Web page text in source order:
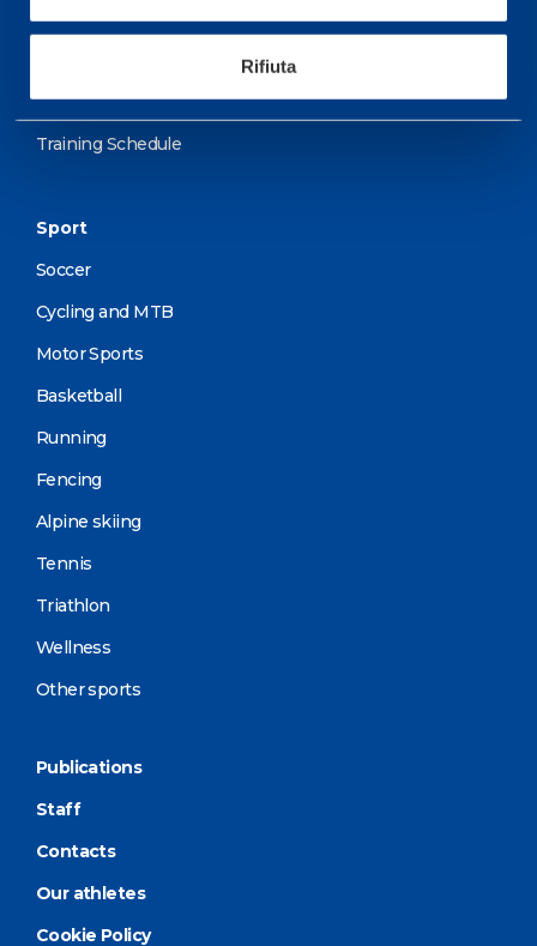
Rifiuta
Services
Assessment Test
Training Schedule
Sport
Soccer
Cycling and MTB
Motor Sports
Basketball
Running
Fencing
Alpine skiing
Tennis
Triathlon
Wellness
Other sports
Publications
Staff
Contacts
Our athletes
Cookie Policy